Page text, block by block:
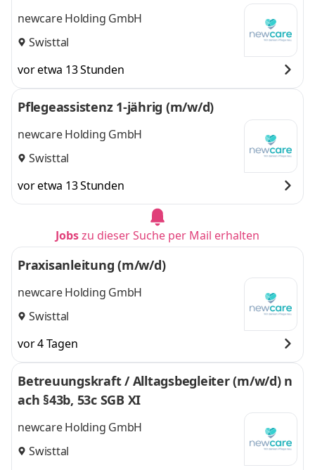
newcare Holding GmbH
Swisttal
vor etwa 13 Stunden
Pflegeassistenz 1-jährig (m/w/d)
newcare Holding GmbH
Swisttal
vor etwa 13 Stunden
Jobszu dieser Suche per Mail erhalten
Praxisanleitung (m/w/d)
newcare Holding GmbH
Swisttal
vor 4 Tagen
Betreuungskraft / Alltagsbegleiter (m/w/d) n
ach §43b, 53c SGB XI
newcare Holding GmbH
Swisttal